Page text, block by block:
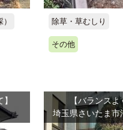
除草・草むしり
その他
【バランス
埼玉県さいたま市